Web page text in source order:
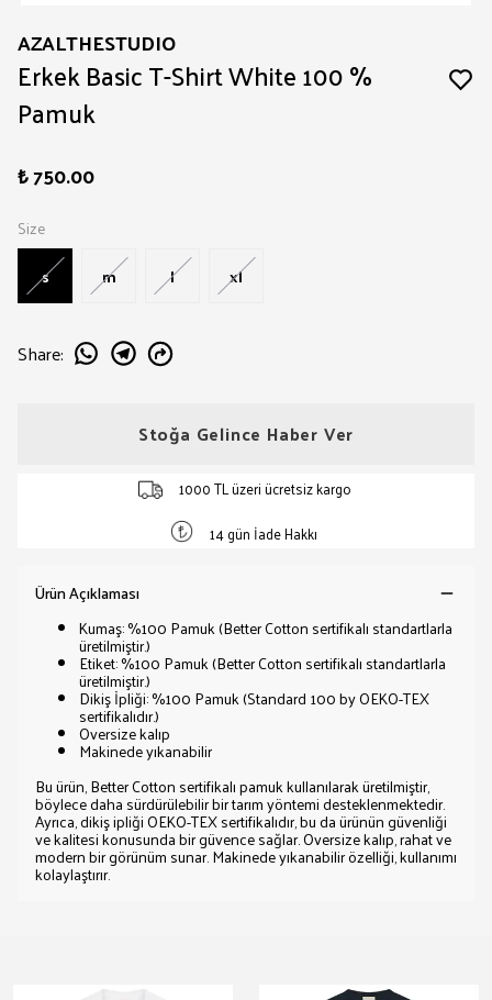
AZALTHESTUDIO
Erkek Basic T-Shirt White 100 %
Pamuk
₺ 750.00
Size
s
m l xl
Share:
Stoğa Gelince Haber Ver
1000 TL üzeri ücretsiz kargo
14 gün İade Hakkı
Ürün Açıklaması
Kumaş: %100 Pamuk (Better Cotton sertifikalı standartlarla
üretilmiştir.)
Etiket: %100 Pamuk (Better Cotton sertifikalı standartlarla
üretilmiştir.)
Dikiş İpliği: %100 Pamuk (Standard 100 by OEKO-TEX
sertifikalıdır.)
Oversize kalıp
Makinede yıkanabilir
Bu ürün, Better Cotton sertifikalı pamuk kullanılarak üretilmiştir,
böylece daha sürdürülebilir bir tarım yöntemi desteklenmektedir.
Ayrıca, dikiş ipliği OEKO-TEX sertifikalıdır, bu da ürünün güvenliği
ve kalitesi konusunda bir güvence sağlar. Oversize kalıp, rahat ve
modern bir görünüm sunar. Makinede yıkanabilir özelliği, kullanımı
kolaylaştırır.